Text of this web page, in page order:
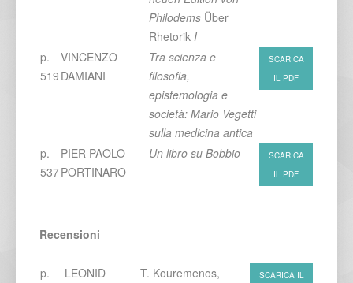
Philodems Über
Rhetorik I
p.
519
VINCENZO
DAMIANI
Tra scienza e
filosofia,
epistemologia e
società: Mario Vegetti
sulla medicina antica
SCARICA
IL PDF
p.
537
PIER PAOLO
PORTINARO
Un libro su Bobbio
SCARICA
IL PDF
Recensioni
p.
LEONID
T. Kouremenos,
SCARICA IL